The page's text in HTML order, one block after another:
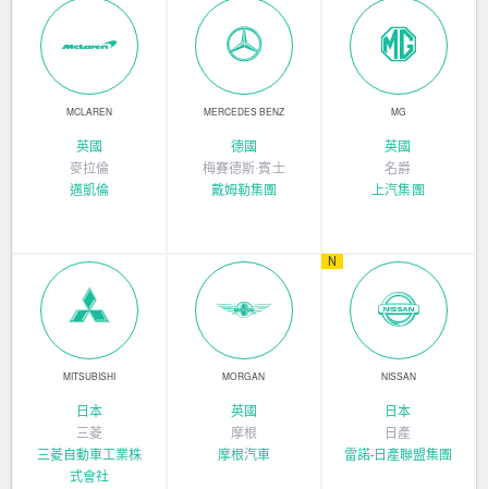
MCLAREN
英國
麥拉倫
邁凱倫
MERCEDES BENZ
德國
梅賽德斯·賓士
戴姆勒集團
MG
英國
名爵
上汽集團
MITSUBISHI
日本
三菱
三菱自動車工業株
式會社
MORGAN
英國
摩根
摩根汽車
N
NISSAN
日本
日產
雷諾-日產聯盟集團